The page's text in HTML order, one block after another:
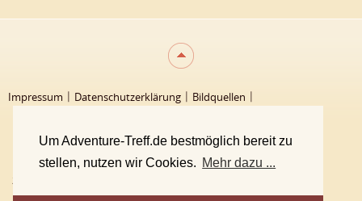
Um Adventure-Treff.de bestmöglich bereit zu
stellen, nutzen wir Cookies. Mehr dazu ...
Impressum Datenschutzerklärung
Bildquellen
2000 - 2026 Adventure-Treff